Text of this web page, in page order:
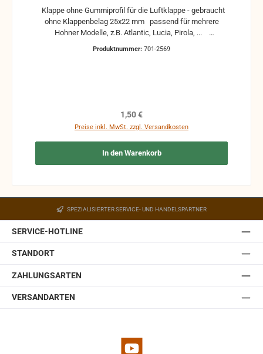
ohne Klappenbelag 25x22 mm passend für mehrere
Hohner Modelle, z.B. Atlantic, Lucia, Pirola, ...
Funktion nicht mehr gewährleistet werden und die
Produktnummer: 701-2569
Regulärer Preis:
1,50 €
Preise inkl. MwSt. zzgl. Versandkosten
In den Warenkorb
SPEZIALISIERTER SERVICE- UND HANDELSPARTNER
SERVICE-HOTLINE
STANDORT
ZAHLUNGSARTEN
VERSANDARTEN
YouTube